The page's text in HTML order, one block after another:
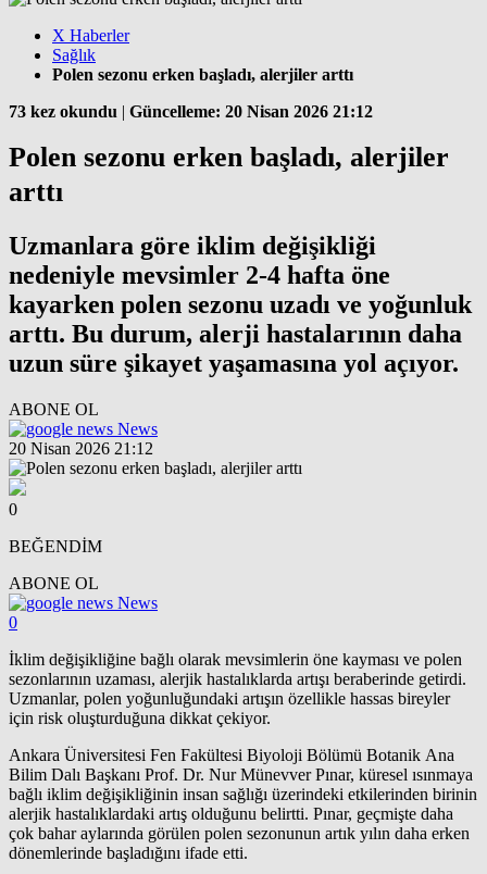
X Haberler
Sağlık
Polen sezonu erken başladı, alerjiler arttı
73 kez okundu | Güncelleme: 20 Nisan 2026 21:12
Polen sezonu erken başladı, alerjiler
arttı
Uzmanlara göre iklim değişikliği
nedeniyle mevsimler 2-4 hafta öne
kayarken polen sezonu uzadı ve yoğunluk
arttı. Bu durum, alerji hastalarının daha
uzun süre şikayet yaşamasına yol açıyor.
ABONE OL
News
20 Nisan 2026 21:12
0
BEĞENDİM
ABONE OL
News
0
İklim değişikliğine bağlı olarak mevsimlerin öne kayması ve polen
sezonlarının uzaması, alerjik hastalıklarda artışı beraberinde getirdi.
Uzmanlar, polen yoğunluğundaki artışın özellikle hassas bireyler
için risk oluşturduğuna dikkat çekiyor.
Ankara Üniversitesi Fen Fakültesi Biyoloji Bölümü Botanik Ana
Bilim Dalı Başkanı Prof. Dr. Nur Münevver Pınar, küresel ısınmaya
bağlı iklim değişikliğinin insan sağlığı üzerindeki etkilerinden birinin
alerjik hastalıklardaki artış olduğunu belirtti. Pınar, geçmişte daha
çok bahar aylarında görülen polen sezonunun artık yılın daha erken
dönemlerinde başladığını ifade etti.